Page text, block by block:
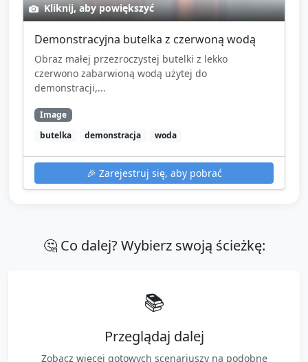
Kliknij, aby powiększyć
Demonstracyjna butelka z czerwoną wodą
Obraz małej przezroczystej butelki z lekko
czerwono zabarwioną wodą użytej do
demonstracji,...
Image
butelka
demonstracja woda
🎉 Zarejestruj się, aby pobrać
🤔 Co dalej? Wybierz swoją ścieżkę:
📚
Przeglądaj dalej
Zobacz więcej gotowych scenariuszy na podobne